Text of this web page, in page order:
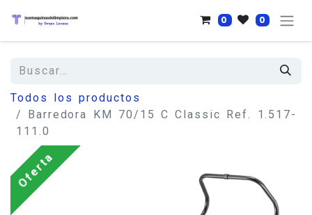
0 0
Todos los productos
Barredora KM 70/15 C Classic Ref. 1.517-
111.0
Oferta